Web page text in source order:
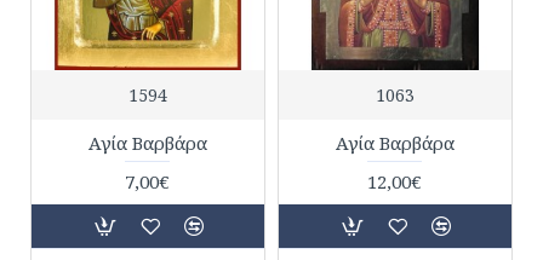
1594
Αγία Βαρβάρα
7,00€
1063
Αγία Βαρβάρα
12,00€